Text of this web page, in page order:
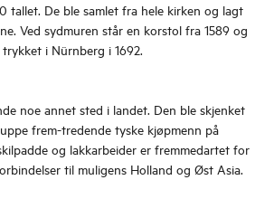
tallet. De ble samlet fra hele kirken og lagt
Ved sydmuren står en korstol fra 1589 og
i Nürnberg i 1692.
noe annet sted i landet. Den ble skjenket
frem-tredende tyske kjøpmenn på
og lakkarbeider er fremmedartet for
til muligens Holland og Øst Asia.